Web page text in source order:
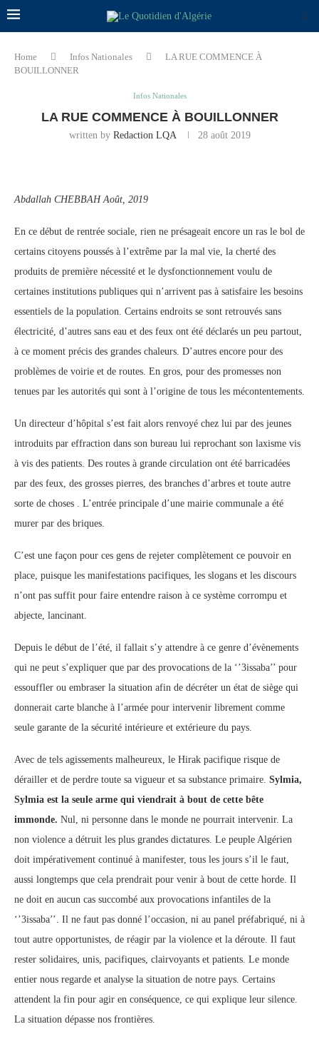
Home Infos Nationales
LA RUE COMMENCE À
BOUILLONNER
Infos Nationales
LA RUE COMMENCE À BOUILLONNER
written by Redaction LQA 28 août 2019
Abdallah CHEBBAH Août, 2019
En ce début de rentrée sociale, rien ne présageait encore un ras le bol de
certains citoyens poussés à l’extrême par la mal vie, la cherté des
produits de première nécessité et le dysfonctionnement voulu de
certaines institutions publiques qui n’arrivent pas à satisfaire les besoins
essentiels de la population. Certains endroits se sont retrouvés sans
électricité, d’autres sans eau et des feux ont été déclarés un peu partout,
à ce moment précis des grandes chaleurs. D’autres encore pour des
problèmes de voirie et de routes. En gros, pour des promesses non
tenues par les autorités qui sont à l’origine de tous les mécontentements.
Un directeur d’hôpital s’est fait alors renvoyé chez lui par des jeunes
introduits par effraction dans son bureau lui reprochant son laxisme vis
à vis des patients. Des routes à grande circulation ont été barricadées
par des feux, des grosses pierres, des branches d’arbres et toute autre
sorte de choses . L’entrée principale d’une mairie communale a été
murer par des briques.
C’est une façon pour ces gens de rejeter complètement ce pouvoir en
place, puisque les manifestations pacifiques, les slogans et les discours
n’ont pas suffit pour faire entendre raison à ce système corrompu et
abjecte, lancinant.
Depuis le début de l’été, il fallait s’y attendre à ce genre d’évènements
qui ne peut s’expliquer que par des provocations de la ‘’3issaba’’ pour
essouffler ou embraser la situation afin de décréter un état de siège qui
donnerait carte blanche à l’armée pour intervenir librement comme
seule garante de la sécurité intérieure et extérieure du pays.
Avec de tels agissements malheureux, le Hirak pacifique risque de
dérailler et de perdre toute sa vigueur et sa substance primaire. Sylmia,
Sylmia est la seule arme qui viendrait à bout de cette bête
immonde. Nul, ni personne dans le monde ne pourrait intervenir. La
non violence a détruit les plus grandes dictatures. Le peuple Algérien
doit impérativement continué à manifester, tous les jours s’il le faut,
aussi longtemps que cela prendrait pour venir à bout de cette horde. Il
ne doit en aucun cas succombé aux provocations infantiles de la
‘’3issaba’’. Il ne faut pas donné l’occasion, ni au panel préfabriqué, ni à
tout autre opportunistes, de réagir par la violence et la déroute. Il faut
rester solidaires, unis, pacifiques, clairvoyants et patients. Le monde
entier nous regarde et analyse la situation de notre pays. Certains
attendent la fin pour agir en conséquence, ce qui explique leur silence.
La situation dépasse nos frontières.